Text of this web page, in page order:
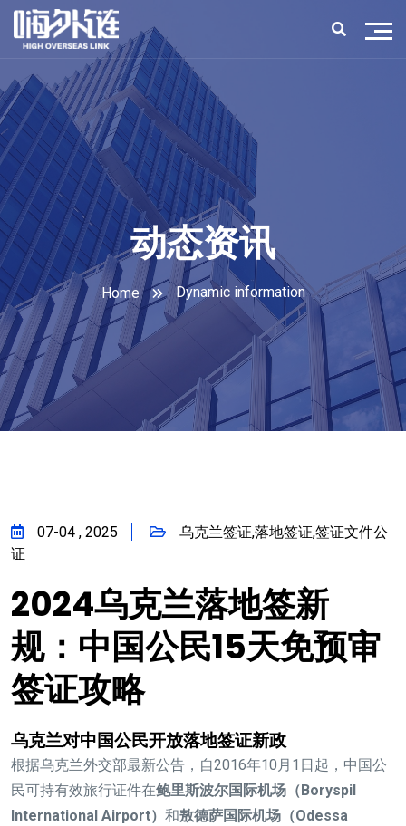
动态资讯
Home Dynamic information
07-04 , 2025
乌克兰签证,落地签证,签证文件公
证
2024乌克兰落地签新
规：中国公民15天免预审
签证攻略
乌克兰对中国公民开放落地签证新政
根据乌克兰外交部最新公告，自2016年10月1日起，中国公
民可持有效旅行证件在鲍里斯波尔国际机场（Boryspil
International Airport） 和敖德萨国际机场（Odessa